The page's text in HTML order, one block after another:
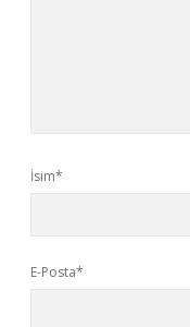
İsim*
E-Posta*